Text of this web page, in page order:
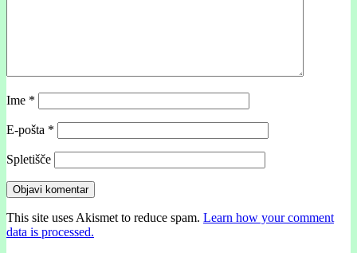
Ime *
E-pošta *
Spletišče
This site uses Akismet to reduce spam. Learn how your comment
data is processed.